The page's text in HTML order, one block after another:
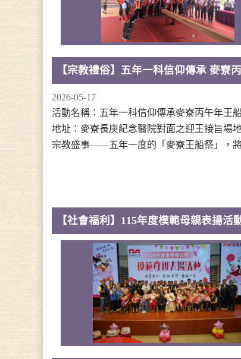
【宗教禮俗】五年一科信仰傳承 麥寮
2026-05-17
活動名稱：五年一科信仰傳承麥寮丙午年王
地址：麥寮長庚紀念醫院對面之迎王接旨
宗教盛事——五年一度的「麥寮王船祭」，將
【社會福利】115年度模範母親表揚活